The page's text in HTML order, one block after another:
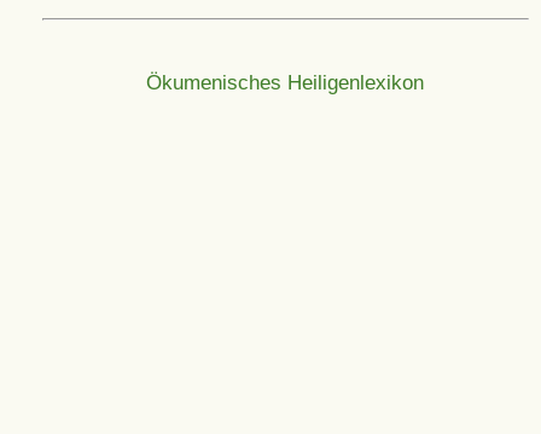
Ökumenisches Heiligenlexikon